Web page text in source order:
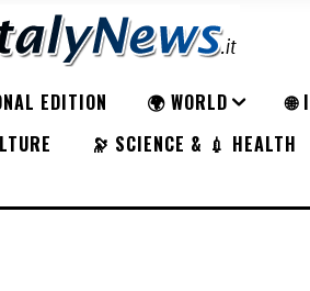
EDITION 🌍 WORLD
🌐
🔭 SCIENCE & 💉 HEALTH